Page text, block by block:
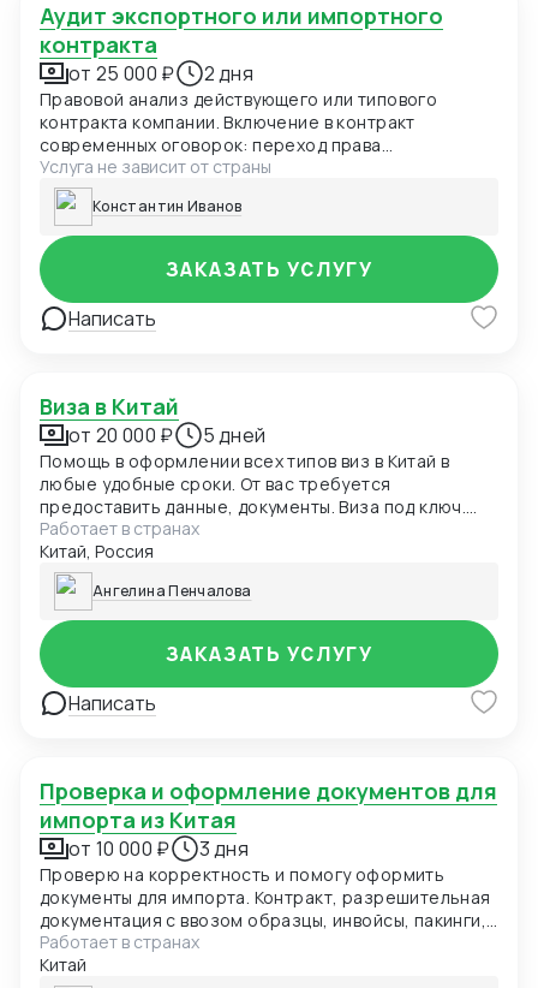
Аудит экспортного или импортного
контракта
от 25 000 ₽ 2 дня
Правовой анализ действующего или типового
контракта компании. Включение в контракт
современных оговорок: переход права
собственности, заверения и гарантии, форс-
мажор, оговорка об оплате, санкционная оговорка.
Выбор оптимального суда для контракта Адаптация
действующего ВЭД контракта под последние
изменения с учетом применимого права. Правовое
заключение по контракту, рекомендации по
улучшению оговорок контракта Первичный аудит
контракта осуществляется бесплатно!
Услуга не зависит от страны
Константин Иванов
Написать
ЗАКАЗАТЬ УСЛУГУ
Виза в Китай
от 20 000 ₽ 5 дней
Помощь в оформлении всех типов виз в Китай в
любые удобные сроки. От вас требуется
предоставить данные, документы. Виза под ключ.
Отдаете загранпаспорт - получаете загранпаспорт
с визой.
Работает в странах
Китай, Россия
Ангелина Пенчалова
Написать
ЗАКАЗАТЬ УСЛУГУ
Проверка и оформление документов для
импорта из Китая
от 10 000 ₽ 3 дня
Проверю на корректность и помогу оформить
документы для импорта. Контракт, разрешительная
документация с ввозом образцы, инвойсы, пакинги,
экспортные, таможенные драфты, помощь с
контролем корректных данных в ВК.
Работает в странах
Китай